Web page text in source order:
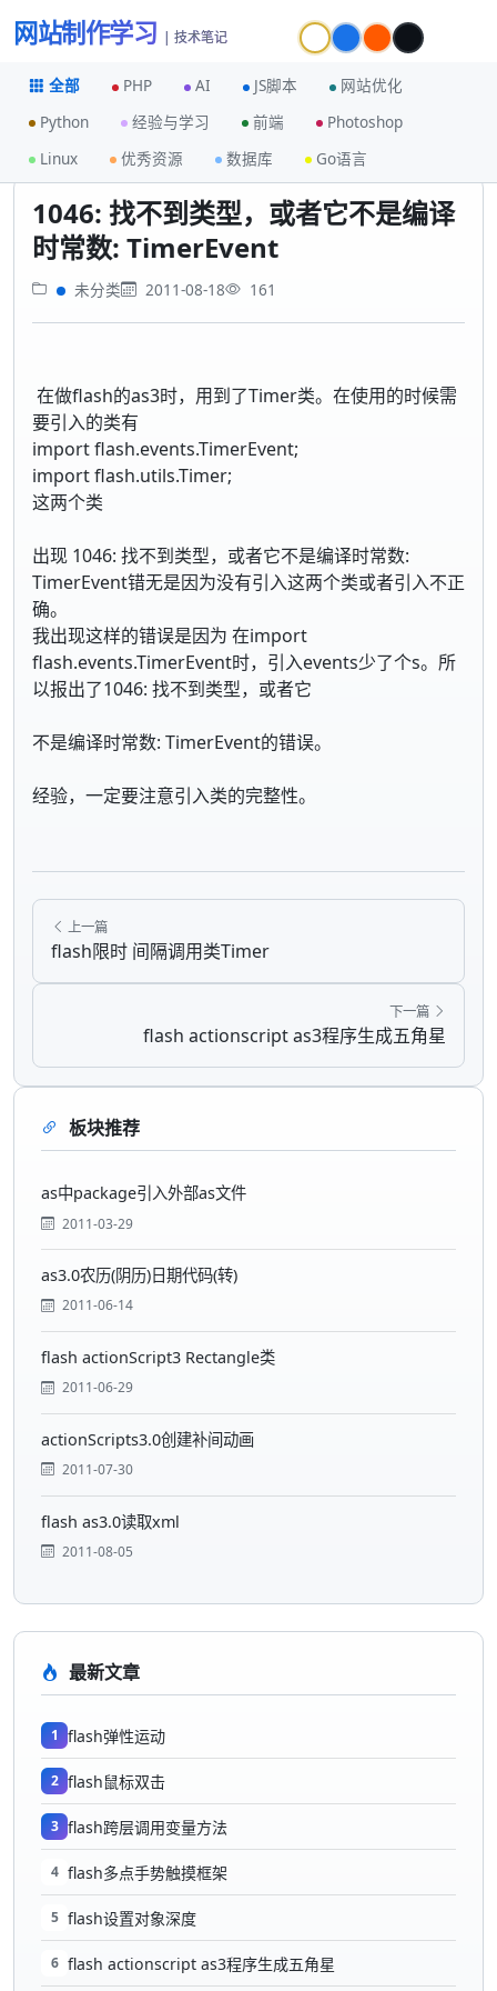
网站制作学习 | 技术笔记
全部 PHP AI JS脚本
网站优化
Python
经验与学习 前端
Photoshop
Linux
优秀资源 数据库 Go语言
首页
1046: 找不到类型，或者它不是编译时常数: TimerEvent
1046: 找不到类型，或者它不是编译
时常数: TimerEvent
未分类 2011-08-18 161
在做flash的as3时，用到了Timer类。在使用的时候需
要引入的类有
import flash.events.TimerEvent;
import flash.utils.Timer;
这两个类
出现 1046: 找不到类型，或者它不是编译时常数:
TimerEvent错无是因为没有引入这两个类或者引入不正
确。
我出现这样的错误是因为 在import
flash.events.TimerEvent时，引入events少了个s。所
以报出了1046: 找不到类型，或者它
不是编译时常数: TimerEvent的错误。
经验，一定要注意引入类的完整性。
上一篇
flash限时 间隔调用类Timer
下一篇
flash actionscript as3程序生成五角星
板块推荐
as中package引入外部as文件
2011-03-29
as3.0农历(阴历)日期代码(转)
2011-06-14
flash actionScript3 Rectangle类
2011-06-29
actionScripts3.0创建补间动画
2011-07-30
flash as3.0读取xml
2011-08-05
最新文章
1 flash弹性运动
2 flash鼠标双击
3 flash跨层调用变量方法
4 flash多点手势触摸框架
5 flash设置对象深度
6 flash actionscript as3程序生成五角星